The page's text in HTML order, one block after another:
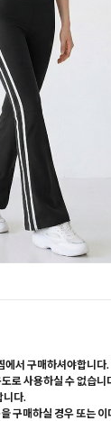
서 구매하셔야합니다
로 사용하실 수 없습니
니다.
구매하실 경우 또는